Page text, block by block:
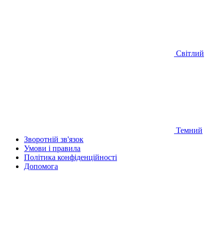
Світлий
Темний
Зворотній зв'язок
Умови і правила
Політика конфіденційності
Дoпoмoга